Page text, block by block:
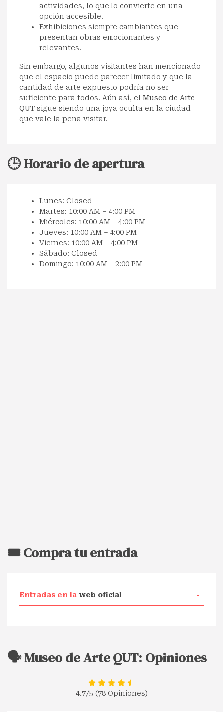
actividades, lo que lo convierte en una
opción accesible.
Exhibiciones siempre cambiantes que
presentan obras emocionantes y
relevantes.
Sin embargo, algunos visitantes han mencionado
que el espacio puede parecer limitado y que la
cantidad de arte expuesto podría no ser
suficiente para todos. Aún así, el Museo de Arte
QUT sigue siendo una joya oculta en la ciudad
que vale la pena visitar.
🕒 Horario de apertura
Lunes: Closed
Martes: 10:00 AM – 4:00 PM
Miércoles: 10:00 AM – 4:00 PM
Jueves: 10:00 AM – 4:00 PM
Viernes: 10:00 AM – 4:00 PM
Sábado: Closed
Domingo: 10:00 AM – 2:00 PM
🎟️ Compra tu entrada
Entradas en la web oficial
🗣️ Museo de Arte QUT: Opiniones
4.7/5 (78 Opiniones)